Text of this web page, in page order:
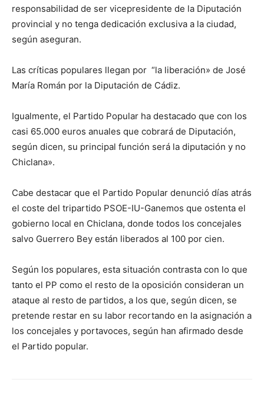
responsabilidad de ser vicepresidente de la Diputación
provincial y no tenga dedicación exclusiva a la ciudad,
según aseguran.
Las críticas populares llegan por “la liberación» de José
María Román por la Diputación de Cádiz.
Igualmente, el Partido Popular ha destacado que con los
casi 65.000 euros anuales que cobrará de Diputación,
según dicen, su principal función será la diputación y no
Chiclana».
Cabe destacar que el Partido Popular denunció días atrás
el coste del tripartido PSOE-IU-Ganemos que ostenta el
gobierno local en Chiclana, donde todos los concejales
salvo Guerrero Bey están liberados al 100 por cien.
Según los populares, esta situación contrasta con lo que
tanto el PP como el resto de la oposición consideran un
ataque al resto de partidos, a los que, según dicen, se
pretende restar en su labor recortando en la asignación a
los concejales y portavoces, según han afirmado desde
el Partido popular.